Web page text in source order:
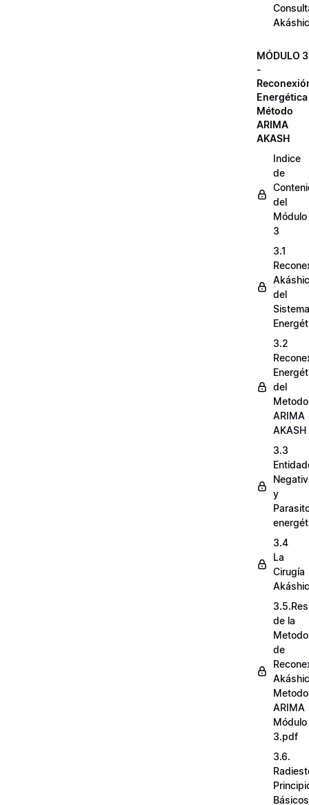
MÓDULO 3
-
Energética
Método
ARIMA
AKASH
Indice
de
del
Módulo
3
3.1
del
Sistema
3.2
del
Metodo
ARIMA
AKASH
3.3
y
3.4
La
Cirugía
de la
de
Metodo
ARIMA
Módulo
3.pdf
3.6.
Básicos